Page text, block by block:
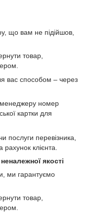
що вам не підійшов,
товар,
вас способом – через
менеджеру номер
картки для
послуги перевізника,
клієнта.
якості
ми гарантуємо
товар,